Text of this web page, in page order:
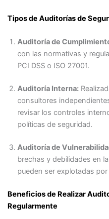
Tipos de Auditorías de
Auditoría de
con las normativas y
PCI DSS o ISO 27001.
Auditoría Interna:
consultores
revisar los controles
políticas de seguridad.
Auditoría de
brechas y debilidades en
pueden ser explotadas
Beneficios de Realizar
Regularmente